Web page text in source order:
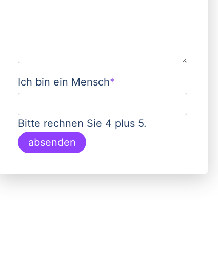
Pflichtfeld
Ich bin ein Mensch*
Bitte rechnen Sie 4 plus 5.
absenden